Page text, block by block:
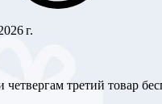
г.
четвергам третий товар